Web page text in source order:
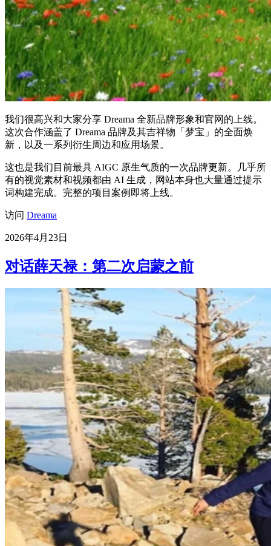
我们很高兴和大家分享 Dreama 全新品牌形象和官网的上线。
这次合作涵盖了 Dreama 品牌及其吉祥物「梦宝」的全面焕
新，以及一系列衍生周边和应用场景。
这也是我们目前最具 AIGC 原生气质的一次品牌更新。几乎所
有的视觉素材和视频都由 AI 生成，网站本身也大量通过提示
词构建完成。完整的项目案例即将上线。
访问 Dreama
2026年4月23日
对话薛天禄：第二次启蒙之前